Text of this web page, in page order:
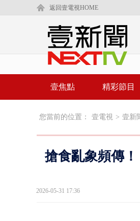
返回壹電視HOME
壹焦點 精彩節目
您當前的位置： 壹電視 > 壹新
搶食亂象頻傳
2026-05-31 17:36